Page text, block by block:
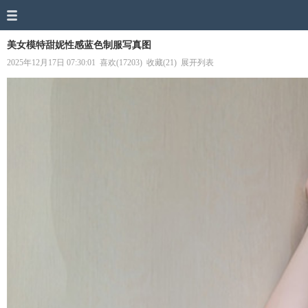
美女模特甜妮性感蓝色制服写真图
2025年12月17日 07:30:01 喜欢(17203) 收藏(21) 展开列表